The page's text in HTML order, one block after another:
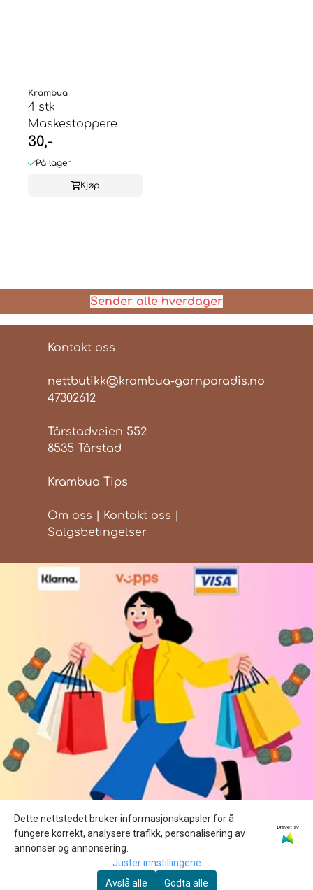
Krambua
4 stk
Maskestoppere
30,-
På lager
Kjøp
Sender alle hverdager
Kontakt oss
nettbutikk@krambua-garnparadis.no
47302612
Tårstadveien 552
8535 Tårstad
Krambua Tips
Om oss Kontakt oss
Salgsbetingelser
Dette nettstedet bruker informasjonskapsler for å
fungere korrekt, analysere trafikk, personalisering av
annonser og annonsering.
Drevet av
Juster innstillingene
Avslå alle
Godta alle